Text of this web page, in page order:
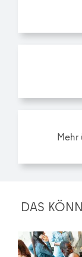
Mehr
DAS